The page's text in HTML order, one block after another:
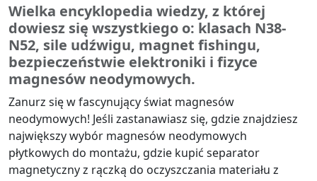
Wielka encyklopedia wiedzy, z której
dowiesz się wszystkiego o: klasach N38-
N52, sile udźwigu, magnet fishingu,
bezpieczeństwie elektroniki i fizyce
magnesów neodymowych.
Zanurz się w fascynujący świat magnesów
neodymowych! Jeśli zastanawiasz się, gdzie znajdziesz
największy wybór magnesów neodymowych
płytkowych do montażu, gdzie kupić separator
magnetyczny z rączką do oczyszczania materiału z